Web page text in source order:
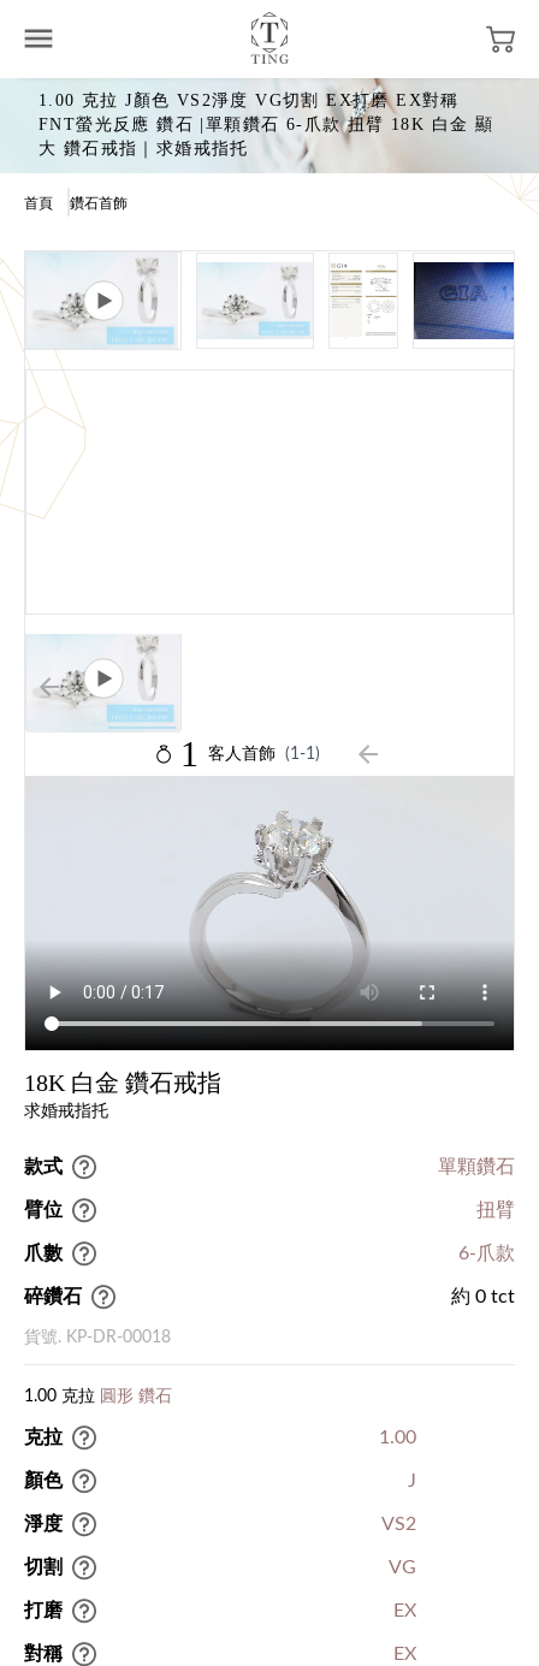
1.00 克拉 J顏色 VS2淨度 VG切割 EX打磨 EX對稱
FNT螢光反應 鑽石 |單顆鑽石 6-爪款 扭臂 18K 白金 顯
大 鑽石戒指｜求婚戒指托
首頁 鑽石首飾
1 客人首飾 (1-1)
18K 白金 鑽石戒指
求婚戒指托
款式 單顆鑽石
臂位 扭臂
爪數 6-爪款
碎鑽石 約 0 tct
貨號. KP-DR-00018
1.00 克拉 圓形 鑽石
克拉 1.00
顏色 J
淨度 VS2
切割 VG
打磨 EX
對稱 EX